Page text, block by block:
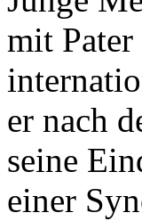
mit
er nach
seine
einer